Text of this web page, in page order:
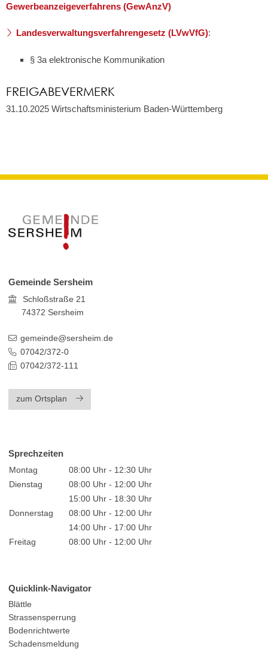
Gewerbeanzeigeverfahrens (GewAnzV)
Landesverwaltungsverfahrengesetz (LVwVfG):
§ 3a elektronische Kommunikation
FREIGABEVERMERK
31.10.2025 Wirtschaftsministerium Baden-Württemberg
Gemeinde Sersheim
Schloßstraße 21
74372 Sersheim
gemeinde@sersheim.de
07042/372-0
07042/372-111
zum Ortsplan
Sprechzeiten
Montag
08:00 Uhr - 12:30 Uhr
Dienstag
08:00 Uhr - 12:00 Uhr
15:00 Uhr - 18:30 Uhr
Donnerstag
08:00 Uhr - 12:00 Uhr
14:00 Uhr - 17:00 Uhr
Freitag
08:00 Uhr - 12:00 Uhr
Quicklink-Navigator
Blättle
Strassensperrung
Bodenrichtwerte
Schadensmeldung